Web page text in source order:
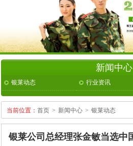
新闻中心
银莱动态 行业资讯
当前位置：首页 > 新闻中心 > 银莱动态
银莱公司总经理张金敏当选中